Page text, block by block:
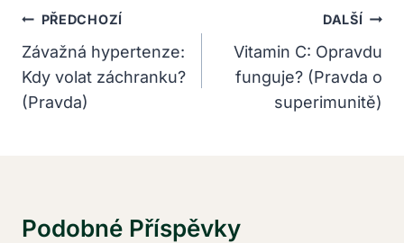
Navigace
Pro
Příspěvek
PŘEDCHOZÍ
Závažná hypertenze:
Kdy volat záchranku?
(Pravda)
DALŠÍ
Vitamin C: Opravdu
funguje? (Pravda o
superimunitě)
Podobné Příspěvky